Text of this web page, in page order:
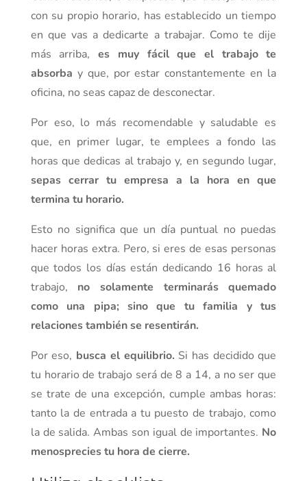
con su propio horario, has establecido un tiempo
en que vas a dedicarte a trabajar. Como te dije
más arriba,es muy fácil que el trabajo te
absorba y que, por estar constantemente en la
oficina, no seas capaz de desconectar.
Por eso, lo más recomendable y saludable es
que, en primer lugar, te emplees a fondo las
horas que dedicas al trabajo y, en segundo lugar,
sepas cerrar tu empresa a la hora en que
termina tu horario.
Esto no significa que un día puntual no puedas
hacer horas extra. Pero, si eres de esas personas
que todos los días están dedicando 16 horas al
trabajo, no solamente terminarás quemado
como una pipa; sino que tu familia y tus
relaciones también se resentirán.
Por eso, busca el equilibrio. Si has decidido que
tu horario de trabajo será de 8 a 14, a no ser que
se trate de una excepción, cumple ambas horas:
tanto la de entrada a tu puesto de trabajo, como
la de salida. Ambas son igual de importantes. No
menosprecies tu hora de cierre.